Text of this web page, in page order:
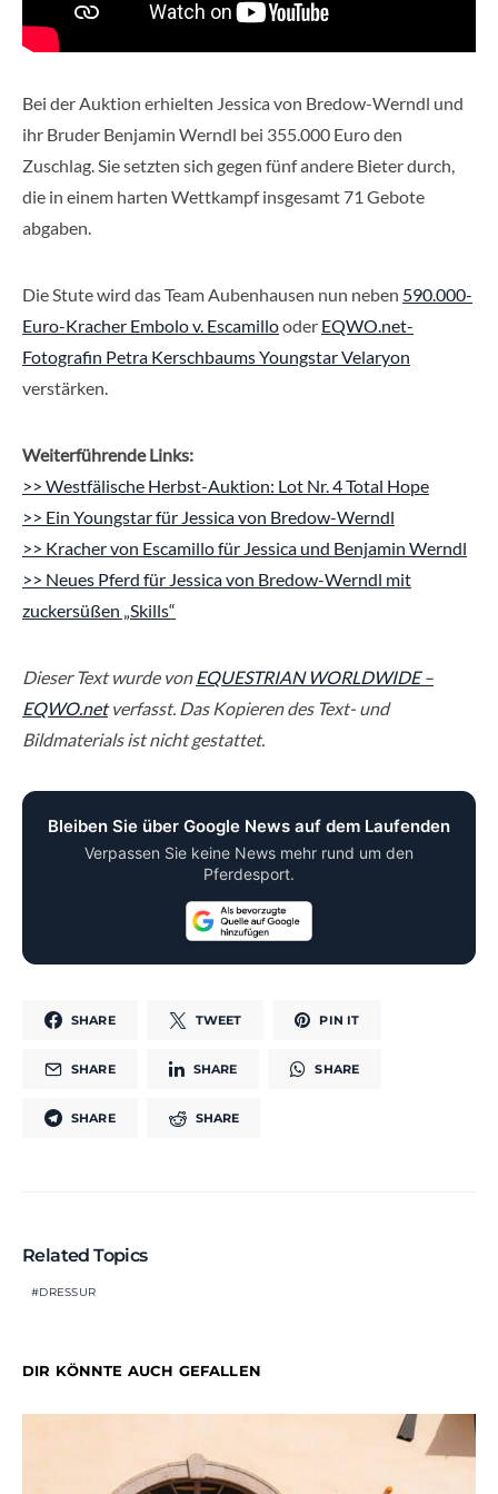
Bei der Auktion erhielten Jessica von Bredow-Werndl und
ihr Bruder Benjamin Werndl bei 355.000 Euro den
Zuschlag. Sie setzten sich gegen fünf andere Bieter durch,
die in einem harten Wettkampf insgesamt 71 Gebote
abgaben.
Die Stute wird das Team Aubenhausen nun neben 590.000-
Euro-Kracher Embolo v. Escamillooder EQWO.net-
Fotografin Petra Kerschbaums Youngstar Velaryon
verstärken.
Weiterführende Links:
>> Westfälische Herbst-Auktion: Lot Nr. 4 Total Hope
>> Ein Youngstar für Jessica von Bredow-Werndl
>> Kracher von Escamillo für Jessica und Benjamin Werndl
>> Neues Pferd für Jessica von Bredow-Werndl mit
zuckersüßen „Skills“
Dieser Text wurde vonEQUESTRIAN WORLDWIDE –
EQWO.netverfasst. Das Kopieren des Text- und
Bildmaterials ist nicht gestattet.
Bleiben Sie über Google News auf dem Laufenden
Verpassen Sie keine News mehr rund um den
Pferdesport.
SHARE TWEET PIN IT
SHARE SHARE SHARE
SHARE SHARE
Related Topics
DRESSUR
DIR KÖNNTE AUCH GEFALLEN